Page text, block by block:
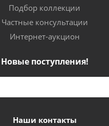
Подбор коллекции
Частные консультации
Интернет-аукцион
Новые поступления!
Наши контакты